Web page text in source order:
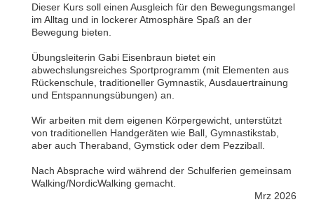
Dieser Kurs soll einen Ausgleich für den Bewegungsmangel
im Alltag und in lockerer Atmosphäre Spaß an der
Bewegung bieten.
Übungsleiterin Gabi Eisenbraun bietet ein
abwechslungsreiches Sportprogramm (mit Elementen aus
Rückenschule, traditioneller Gymnastik, Ausdauertrainung
und Entspannungsübungen) an.
Wir arbeiten mit dem eigenen Körpergewicht, unterstützt
von traditionellen Handgeräten wie Ball, Gymnastikstab,
aber auch Theraband, Gymstick oder dem Pezziball.
Nach Absprache wird während der Schulferien gemeinsam
Walking/NordicWalking gemacht.
Mrz 2026